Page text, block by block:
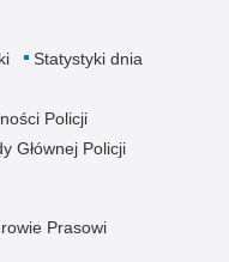
Statystyki dnia
Policji
Głównej Policji
Prasowi